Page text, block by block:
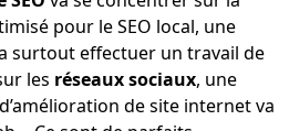
pour le SEO local, une
surtout effectuer un travail de
les réseaux sociaux, une
de site internet va